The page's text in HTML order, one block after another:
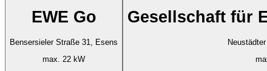
EWE Go
Bensersieler Straße 31, Esens
max. 22 kW
Gesellschaft für